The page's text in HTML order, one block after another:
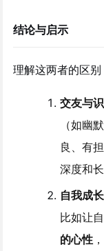
结论与启示
理解这两者的区
交友与
（如幽
良、有
深度和长
自我成长
比如让
的心性